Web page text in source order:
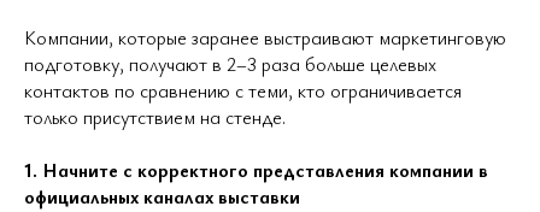
Компании, которые заранее выстраивают маркетинговую
подготовку, получают в 2–3 раза больше целевых
контактов по сравнению с теми, кто ограничивается
только присутствием на стенде.
1. Начните с корректного представления компании в
официальных каналах выставки